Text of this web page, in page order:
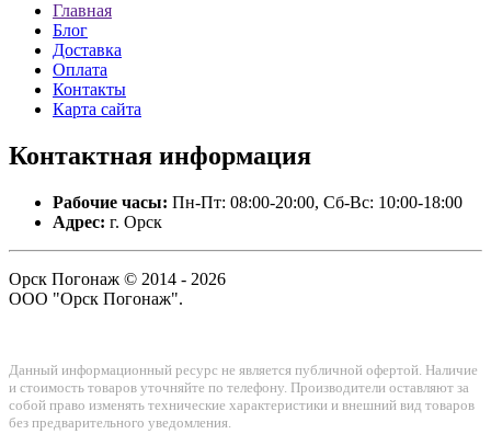
Главная
Блог
Доставка
Оплата
Контакты
Карта сайта
Контактная информация
Рабочие часы: Пн-Пт: 08:00-20:00, Сб-Вс: 10:00-18:00
Адрес: г. Орск
Орск Погонаж © 2014 - 2026
ООО "Орск Погонаж".
Данный информационный ресурс не является публичной офертой. Наличие
и стоимость товаров уточняйте по телефону. Производители оставляют за
собой право изменять технические характеристики и внешний вид товаров
без предварительного уведомления.